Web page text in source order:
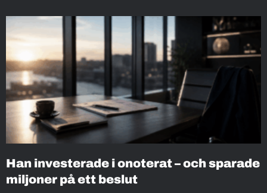
Han investerade i onoterat – och sparade
miljoner på ett beslut